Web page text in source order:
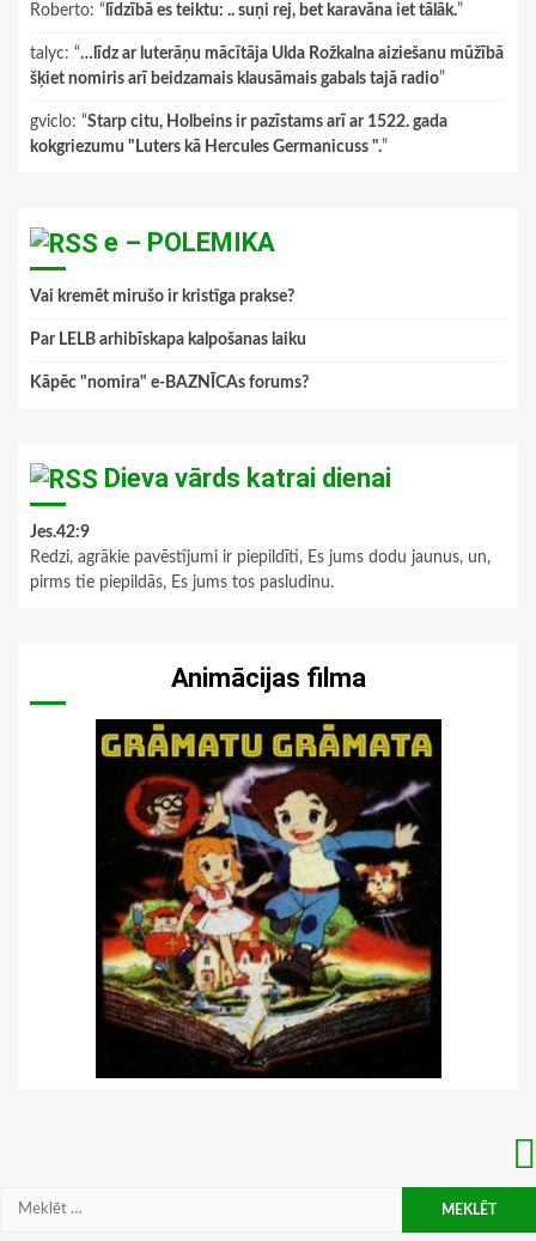
Roberto: “ līdzībā es teiktu: .. suņi rej, bet karavāna iet tālāk.”
talyc: “…līdz ar luterāņu mācītāja Ulda Rožkalna aiziešanu mūžībā
šķiet nomiris arī beidzamais klausāmais gabals tajā radio”
gviclo: “Starp citu, Holbeins ir pazīstams arī ar 1522. gada
kokgriezumu "Luters kā Hercules Germanicuss ".”
e – POLEMIKA
Vai kremēt mirušo ir kristīga prakse?
Par LELB arhibīskapa kalpošanas laiku
Kāpēc "nomira" e-BAZNĪCAs forums?
Dieva vārds katrai dienai
Jes.42:9
Redzi, agrākie pavēstījumi ir piepildīti, Es jums dodu jaunus, un,
pirms tie piepildās, Es jums tos pasludinu.
Animācijas filma
Meklēt: